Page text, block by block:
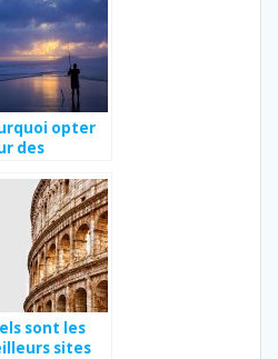
opter
des
sont les
sites